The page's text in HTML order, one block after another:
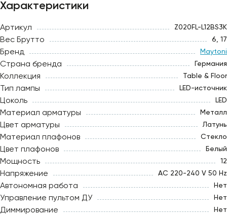
Характеристики
Артикул Z020FL-L12BS3K
Вес Брутто 6, 17
Бренд Maytoni
Страна бренда Германия
Коллекция Table & Floor
Тип лампы LED-источник
Цоколь LED
Материал арматуры Металл
Цвет арматуры Латунь
Материал плафонов Стекло
Цвет плафонов Белый
Мощность 12
Напряжение AC 220-240 V 50 Hz
Автономная работа Нет
Управление пультом ДУ Нет
Диммирование Нет